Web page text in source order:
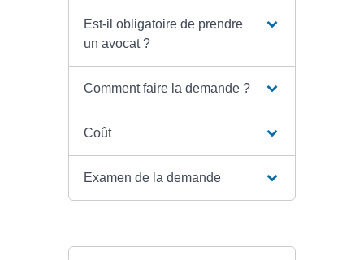
Est-il obligatoire de prendre
un avocat ?
Comment faire la demande ?
Coût
Examen de la demande